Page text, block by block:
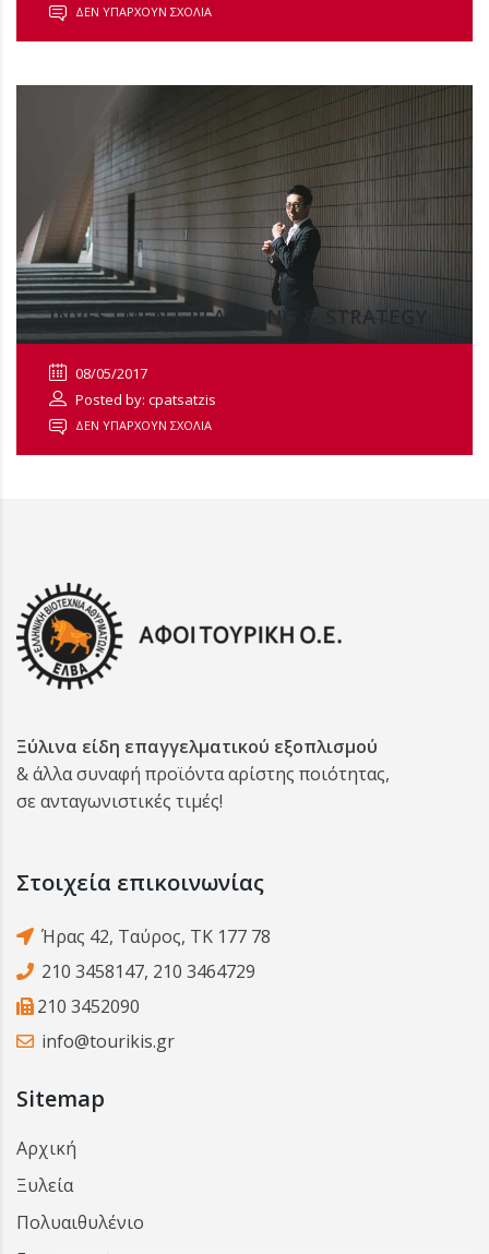
ΔΕΝ ΥΠΆΡΧΟΥΝ ΣΧΌΛΙΑ
INVESTMENT PLANNING & STRATEGY
08/05/2017
Posted by: cpatsatzis
ΔΕΝ ΥΠΆΡΧΟΥΝ ΣΧΌΛΙΑ
Ξύλινα είδη επαγγελματικού εξοπλισμού
& άλλα συναφή προϊόντα αρίστης ποιότητας,
σε ανταγωνιστικές τιμές!
Στοιχεία επικοινωνίας
Ήρας 42, Ταύρος, ΤΚ 177 78
210 3458147, 210 3464729
210 3452090
info@tourikis.gr
Sitemap
Αρχική
Ξυλεία
Πολυαιθυλένιο